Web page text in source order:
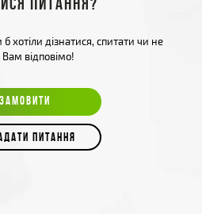
питання?
хотіли дізнатися, спитати чи не
Вам відповімо!
ЗАМОВИТИ
ПИТАННЯ